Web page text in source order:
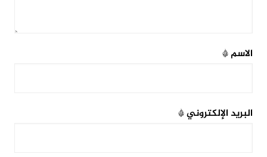
الاسم*
البريد الإلكتروني*